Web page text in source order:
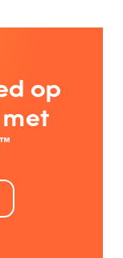
op
met